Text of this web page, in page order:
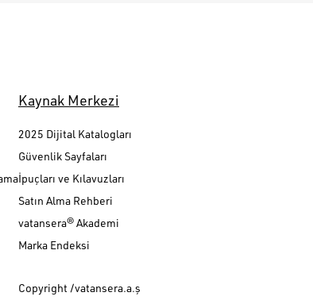
Kaynak Merkezi
2025 Dijital Katalogları
Güvenlik Sayfaları
İpuçları ve Kılavuzları
Satın Alma Rehberi
vatansera® Akademi
Marka Endeksi
Copyright /vatansera.a.ş